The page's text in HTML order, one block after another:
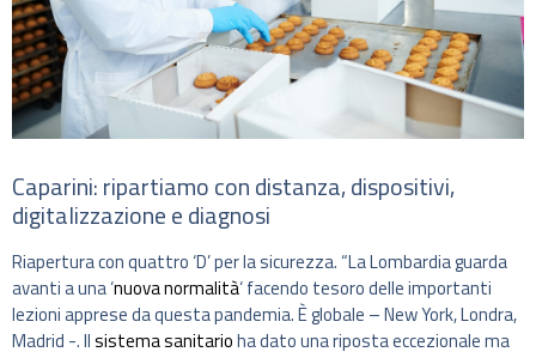
Caparini: ripartiamo con distanza, dispositivi,
digitalizzazione e diagnosi
Riapertura con quattro ‘D’ per la sicurezza. “La Lombardia guarda
avanti a una ‘nuova normalità‘ facendo tesoro delle importanti
lezioni apprese da questa pandemia. È globale – New York, Londra,
Madrid -. Ilsistema sanitarioha dato una riposta eccezionale ma